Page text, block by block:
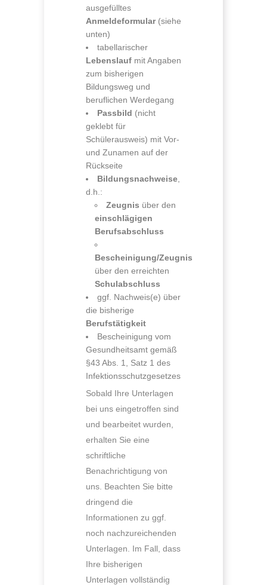
ausgefülltes
Anmeldeformular(siehe
unten)
tabellarischer
Lebenslauf mit Angaben
zum bisherigen
Bildungsweg und
beruflichen Werdegang
Passbild (nicht
geklebt für
Schülerausweis) mit Vor-
und Zunamen auf der
Rückseite
Bildungsnachweise
d.h.:
Zeugnis über den
einschlägigen
Berufsabschluss
Bescheinigung/Zeugnis
über den erreichten
Schulabschluss
ggf. Nachweis(e) über
die bisherige
Berufstätigkeit
Bescheinigung vom
Gesundheitsamt gemäß
§43 Abs. 1, Satz 1 des
Infektionsschutzgesetzes
Sobald Ihre Unterlagen
bei uns eingetroffen sind
und bearbeitet wurden,
erhalten Sie eine
schriftliche
Benachrichtigung von
uns. Beachten Sie bitte
dringend die
Informationen zu ggf.
noch nachzureichenden
Unterlagen. Im Fall, dass
Ihre bisherigen
Unterlagen vollständig